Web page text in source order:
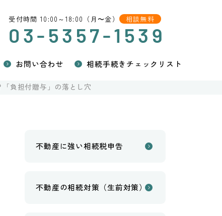
受付時間 10:00～18:00（月〜金） 相談無料
03-5357-1539
お問い合わせ 相続手続きチェックリスト
負担付贈与」の落とし穴
不動産に強い相続税申告
不動産の相続対策（生前対策）